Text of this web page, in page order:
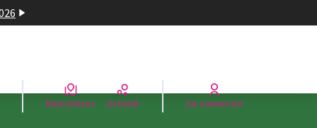
Rencontres Activité Se connecter